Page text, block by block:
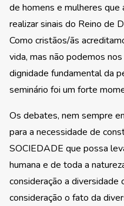
de homens e mulheres que
realizar sinais do Reino de
Como cristãos/ãs
vida, mas não podemos
dignidade fundamental da
seminário foi um forte
Os debates, nem sempre
para a necessidade de
SOCIEDADE que possa
humana e de toda a
consideração a diversidade
consideração o fato da